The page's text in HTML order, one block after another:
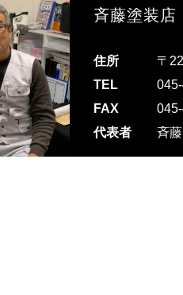
斉藤塗装店
住所
〒
TEL
FAX
代表者
斉